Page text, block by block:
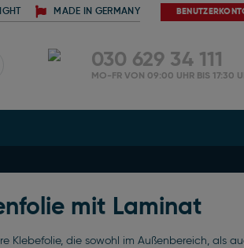
MADE IN GERMANY
030 629 34 111
MO-FR VON 09:00 UHR BIS 17:30
mit Laminat
Klebefolie, die sowohl im Außenbereich, als